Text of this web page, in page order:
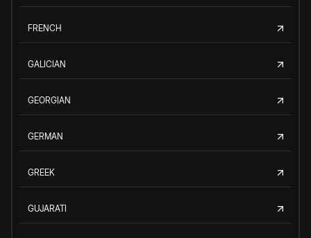
FRENCH
GALICIAN
GEORGIAN
GERMAN
GREEK
GUJARATI